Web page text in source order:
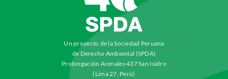
Un proyecto de la Sociedad Peruana
de Derecho Ambiental (SPDA)
Prolongación Arenales 437 San Isidro
(Lima 27, Perú)